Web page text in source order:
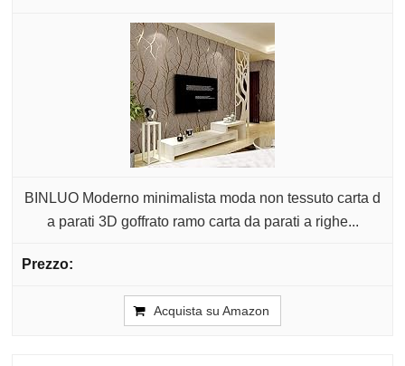
BINLUO Moderno minimalista moda non tessuto carta d
a parati 3D goffrato ramo carta da parati a righe...
Acquista su Amazon